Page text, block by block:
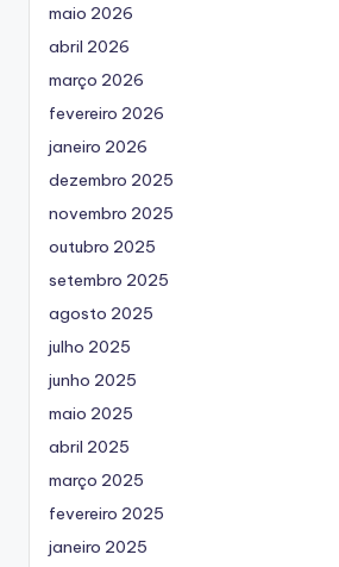
maio 2026
abril 2026
março 2026
fevereiro 2026
janeiro 2026
dezembro 2025
novembro 2025
outubro 2025
setembro 2025
agosto 2025
julho 2025
junho 2025
maio 2025
abril 2025
março 2025
fevereiro 2025
janeiro 2025